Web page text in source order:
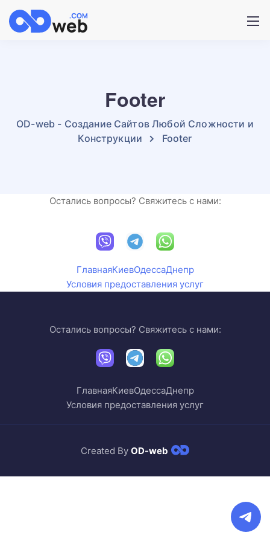
Footer
OD-web - Создание Сайтов Любой Сложности и
Конструкции
Footer
Остались вопросы? Свяжитесь с нами:
ГлавнаяКиевОдессаДнепр
Условия предоставления услуг
Остались вопросы? Свяжитесь с нами:
ГлавнаяКиевОдессаДнепр
Условия предоставления услуг
Created By OD-web